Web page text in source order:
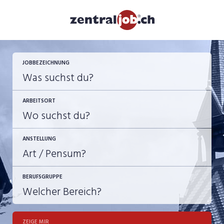
JOBBEZEICHNUNG
ARBEITSORT
ANSTELLUNG
JOB-TYP
10-100%
Festanstellung
BERUFSGRUPPE
ZEIGE MIR